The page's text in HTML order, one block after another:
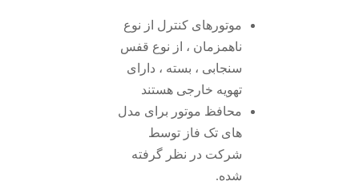
موتورهای کنترل از نوع
ناهمزمان ، از نوع قفس
سنجابی ، بسته ، دارای
تهویه خارجی هستند
محافظ موتور برای مدل
های تک فاز توسط
شرکت در نظر گرفته